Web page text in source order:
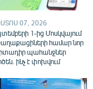
07, 2026
1-ից Մոսկվայում
համար նոր
պահանջներ
ինչ է փոխվում